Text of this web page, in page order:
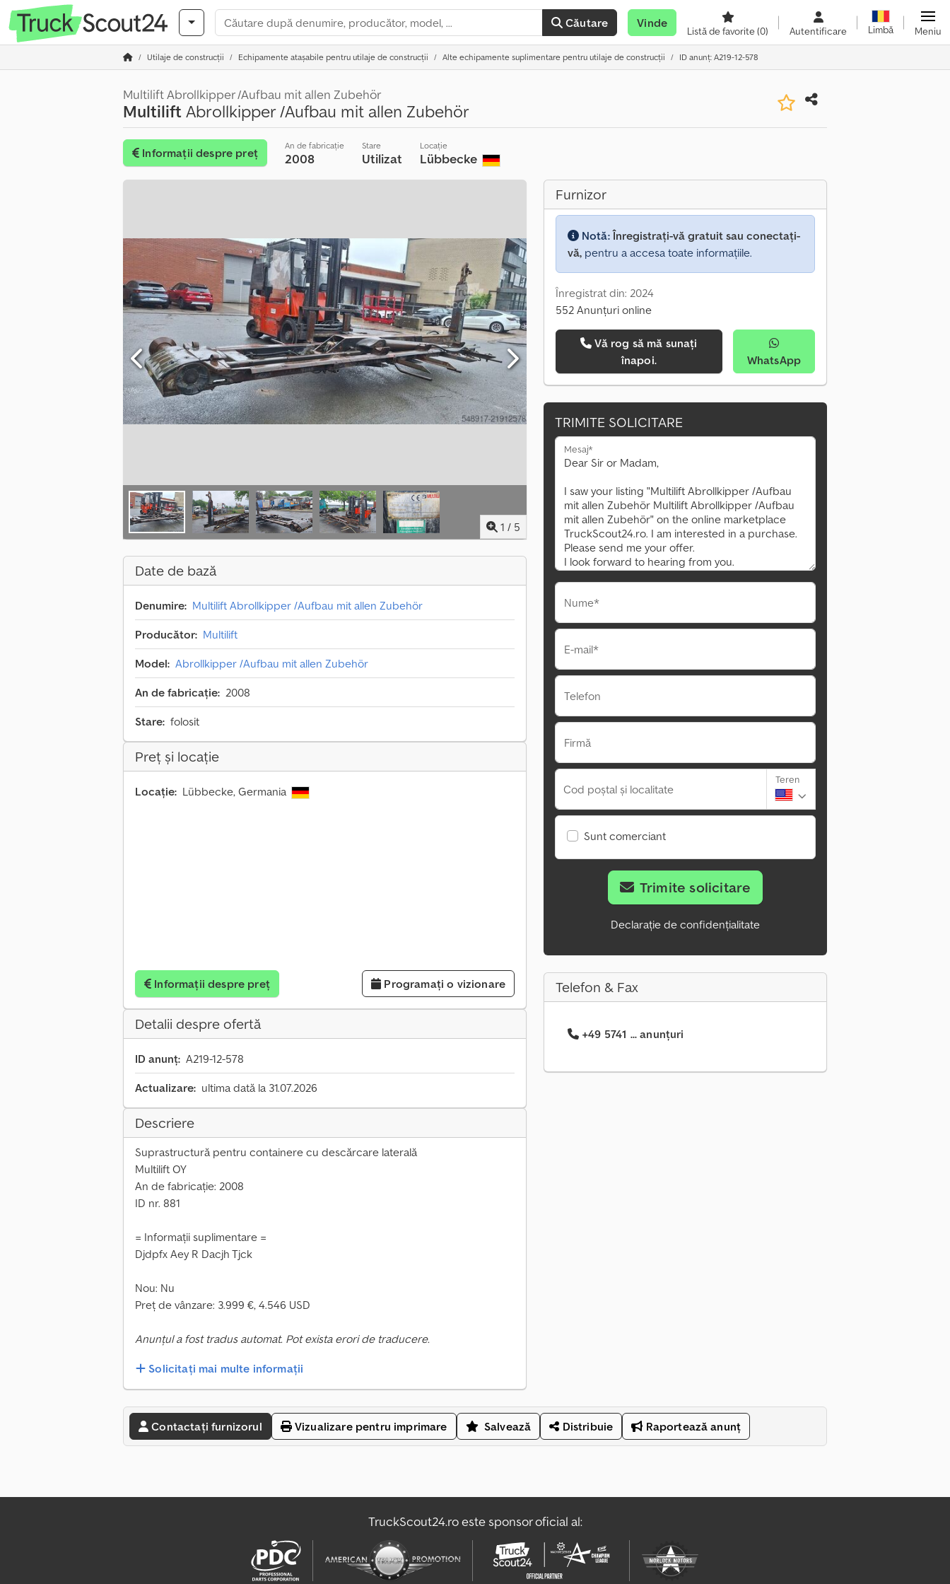
Căutare Vinde
Listă de favorite(0) Autentificare Limbă Meniu
Utilaje de construcții Echipamente atașabile pentru utilaje de construcții Alte echipamente suplimentare pentru utilaje de construcții ID anunț: A219-12-578
Multilift Abrollkipper /Aufbau mit allen Zubehör
MultiliftAbrollkipper /Aufbau mit allen Zubehör
Informații despre preț
An de fabricație
2008
Stare
Utilizat
Locație
Lübbecke
1 / 5
Date de bază
Denumire: Multilift Abrollkipper /Aufbau mit allen Zubehör
Producător: Multilift
Model: Abrollkipper /Aufbau mit allen Zubehör
An de fabricație: 2008
Stare: folosit
Preț și locație
Locație: Lübbecke, Germania
Informații despre preț Programați o vizionare
Detalii despre ofertă
ID anunț: A219-12-578
Actualizare: ultima dată la 31.07.2026
Descriere
Suprastructură pentru containere cu descărcare laterală
Multilift OY
An de fabricație: 2008
ID nr. 881
= Informații suplimentare =
Djdpfx Aey R Dacjh Tjck
Nou: Nu
Preț de vânzare: 3.999 €, 4.546 USD
Anunțul a fost tradus automat. Pot exista erori de traducere.
Solicitați mai multe informații
Furnizor
Notă:Înregistrați-vă gratuit sau conectați-
vă, pentru a accesa toate informațiile.
Înregistrat din: 2024
552 Anunțuri online
Vă rog să mă sunați
înapoi.
WhatsApp
TRIMITE SOLICITARE
Mesaj*
Nume*
E-mail*
Telefon
Firmă
Cod poștal și localitate
Teren
Sunt comerciant
Trimite solicitare
Declarație de confidențialitate
Telefon & Fax
+49 5741 ... anunțuri
Contactați furnizorul Vizualizare pentru imprimare Salvează Distribuie Raportează anunț
TruckScout24.ro este sponsor oficial al: